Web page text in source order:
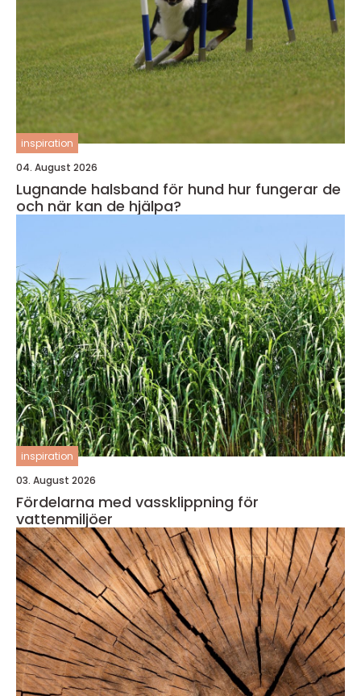
inspiration
04. August 2026
Lugnande halsband för hund hur fungerar de
och när kan de hjälpa?
inspiration
03. August 2026
Fördelarna med vassklippning för
vattenmiljöer